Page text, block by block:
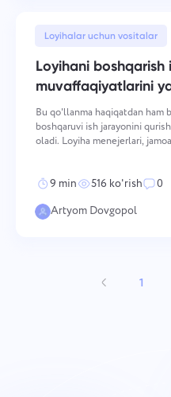
Loyihalar uchun vositalar
Loyihani boshqarish
muvaffaqiyatlarini
Bu qo'llanma haqiqatdan ham
boshqaruvi ish jarayonini
oladi. Loyiha menejerlari,
9 min 516 ko'rish
0
Artyom Dovgopol
1